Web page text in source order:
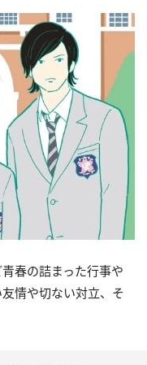
春の詰まった行事や
情や切ない対立、そ